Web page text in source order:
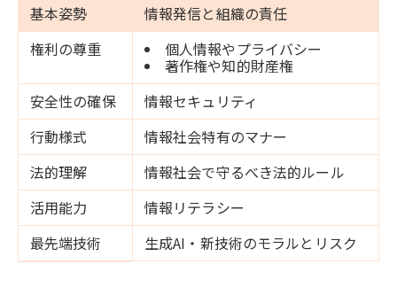
基本姿勢
情報発信と組織の責任
権利の尊重
個人情報やプライバシー
著作権や知的財産権
安全性の確保
情報セキュリティ
行動様式
情報社会特有のマナー
法的理解
情報社会で守るべき法的ルール
活用能力
情報リテラシー
最先端技術
生成AI・新技術のモラルとリスク